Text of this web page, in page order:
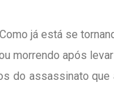
já está se
morrendo após
do assassinato que